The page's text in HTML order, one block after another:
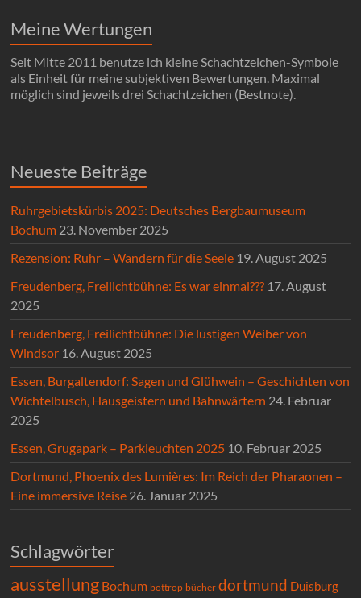
Meine Wertungen
Seit Mitte 2011 benutze ich kleine Schachtzeichen-Symbole
als Einheit für meine subjektiven Bewertungen. Maximal
möglich sind jeweils drei Schachtzeichen (Bestnote).
Neueste Beiträge
Ruhrgebietskürbis 2025: Deutsches Bergbaumuseum
Bochum 23. November 2025
Rezension: Ruhr – Wandern für die Seele 19. August 2025
Freudenberg, Freilichtbühne: Es war einmal??? 17. August
2025
Freudenberg, Freilichtbühne: Die lustigen Weiber von
Windsor 16. August 2025
Essen, Burgaltendorf: Sagen und Glühwein – Geschichten von
Wichtelbusch, Hausgeistern und Bahnwärtern 24. Februar
2025
Essen, Grugapark – Parkleuchten 2025 10. Februar 2025
Dortmund, Phoenix des Lumières: Im Reich der Pharaonen –
Eine immersive Reise 26. Januar 2025
Schlagwörter
ausstellung Bochum bottrop bücher dortmund Duisburg